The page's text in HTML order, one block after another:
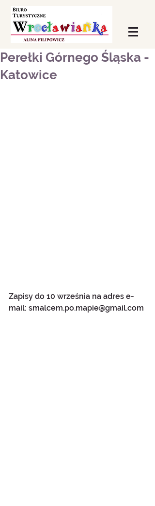
Perełki Górnego Śląska -
Katowice
Zapisy do 10 września na adres e-
mail: smalcem.po.mapie@gmail.com